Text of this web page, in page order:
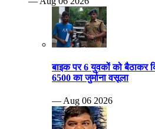
बाइक पर 6 युवकों को बैठाकर
6500 का जुर्माना वसूला
— Aug 06 2026